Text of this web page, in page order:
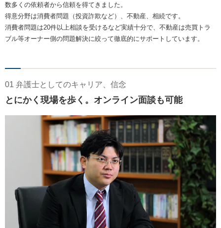
数多くの依頼者から信頼を得てきました。
得意分野は消費者問題（投資詐欺など）、不動産、相続です。
消費者問題は20件以上相談を受けるなど実績十分で、不動産は売買トラ
ブル等オーナー側の問題解決に絞って徹底的にサポートしています。
01 弁護士としてのキャリア、信念
とにかく現場を歩く。オンライン面談も可能